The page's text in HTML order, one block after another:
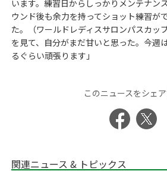
います。練習日からしっかりメンテナン
ウンド後も余力を持ってショット練習が
た。（ワールドレディスサロンパスカッ
を見て、自分がまだ甘いと思った。今週
るぐらい頑張ります」
このニュースをシェ
関連ニュース & トピックス